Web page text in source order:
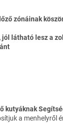
zónáinak
látható lesz a
kutyáknak
a